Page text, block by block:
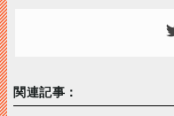
関連記事：